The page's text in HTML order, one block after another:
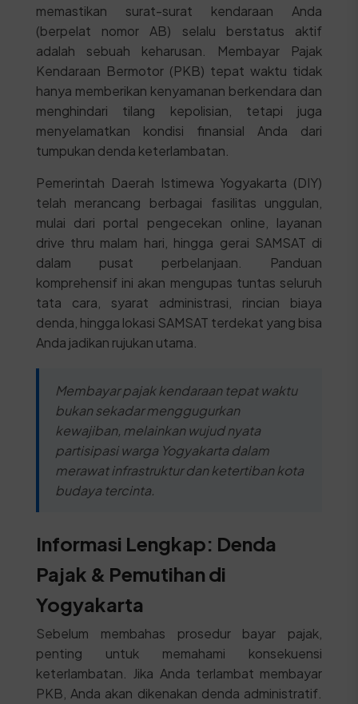
memastikan surat-surat kendaraan Anda
(berpelat nomor AB) selalu berstatus aktif
adalah sebuah keharusan. Membayar Pajak
Kendaraan Bermotor (PKB) tepat waktu tidak
hanya memberikan kenyamanan berkendara dan
menghindari tilang kepolisian, tetapi juga
menyelamatkan kondisi finansial Anda dari
tumpukan denda keterlambatan.
Pemerintah Daerah Istimewa Yogyakarta (DIY)
telah merancang berbagai fasilitas unggulan,
mulai dari portal pengecekan online, layanan
drive thru malam hari, hingga gerai SAMSAT di
dalam pusat perbelanjaan. Panduan
komprehensif ini akan mengupas tuntas seluruh
tata cara, syarat administrasi, rincian biaya
denda, hingga lokasi SAMSAT terdekat yang bisa
Anda jadikan rujukan utama.
Membayar pajak kendaraan tepat waktu
bukan sekadar menggugurkan
kewajiban, melainkan wujud nyata
partisipasi warga Yogyakarta dalam
merawat infrastruktur dan ketertiban kota
budaya tercinta.
Informasi Lengkap: Denda
Pajak & Pemutihan di
Yogyakarta
Sebelum membahas prosedur bayar pajak,
penting untuk memahami konsekuensi
keterlambatan. Jika Anda terlambat membayar
PKB, Anda akan dikenakan denda administratif.